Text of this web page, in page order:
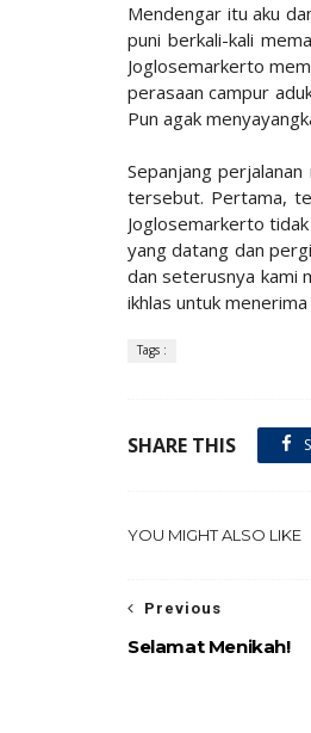
Mendengar itu aku
puni berkali-kali
Joglosemarkerto
perasaan campur
Pun agak
Sepanjang
tersebut. Pertama,
Joglosemarkerto
yang datang dan
dan seterusnya kami
ikhlas untuk
Tags :
SHARE THIS
YOU MIGHT ALSO LIKE
Previous
Selamat Menikah!